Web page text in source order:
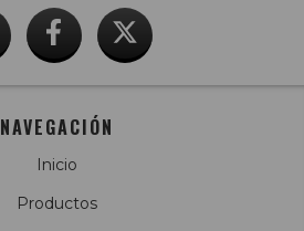
NAVEGACIÓN
Inicio
Productos